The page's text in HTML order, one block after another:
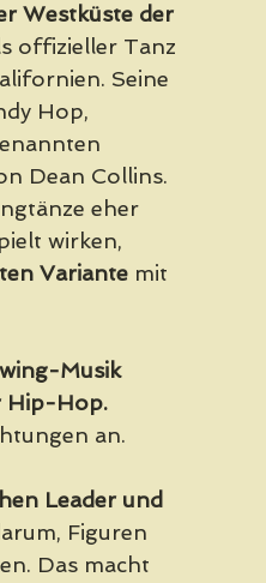
Westküste der
offizieller Tanz
Seine
Hop,
Dean Collins.
eher
wirken,
Variante mit
Musik
Hip-Hop.
an.
Leader und
Figuren
Das macht